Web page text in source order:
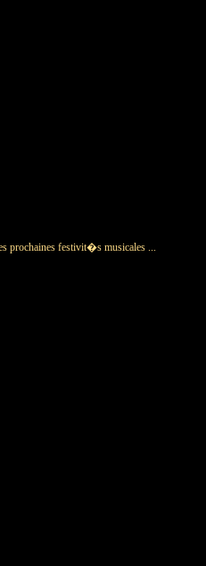
prochaines festivit�s musicales ...